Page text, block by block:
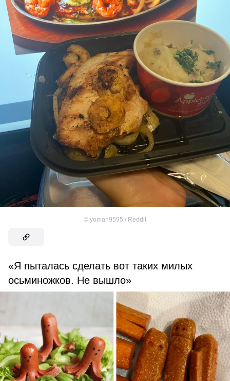
© yoman9595 / Reddit
«Я пыталась сделать вот таких милых
осьминожков. Не вышло»